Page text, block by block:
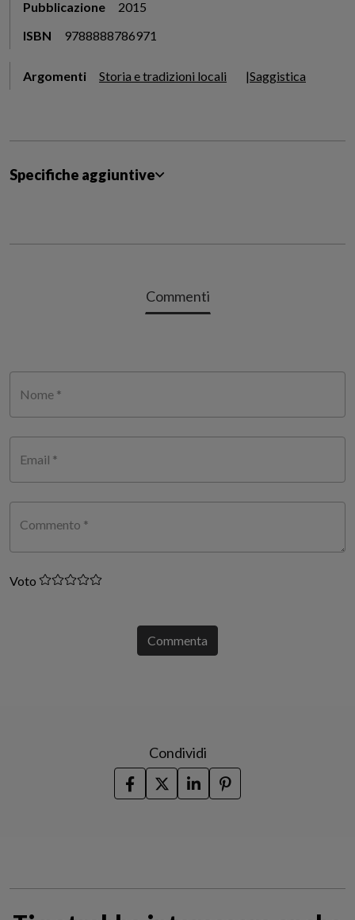
Pubblicazione
2015
ISBN
9788888786971
Argomenti Storia e tradizioni locali Saggistica
Specifiche aggiuntive
Commenti
Nome *
Email *
Commento *
Voto
Commenta
Condividi